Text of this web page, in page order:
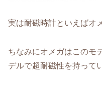
実は耐磁時計といえばオ
ちなみにオメガはこのモ
デルで超耐磁性を持って